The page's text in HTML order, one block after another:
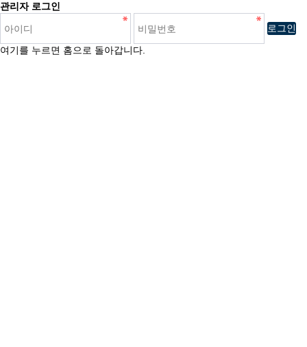
관리자 로그인
로그인
여기를 누르면 홈으로 돌아갑니다.